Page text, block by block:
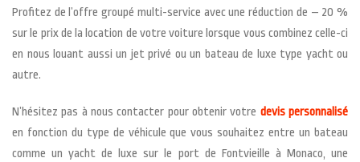
Profitez de l’offre groupé multi-service avec une réduction de – 20 %
sur le prix de la location de votre voiture lorsque vous combinez celle-ci
en nous louant aussi un jet privé ou un bateau de luxe type yacht ou
autre.
N’hésitez pas à nous contacter pour obtenir votre devis personnalisé
en fonction du type de véhicule que vous souhaitez entre un bateau
comme un yacht de luxe sur le port de Fontvieille à Monaco, une